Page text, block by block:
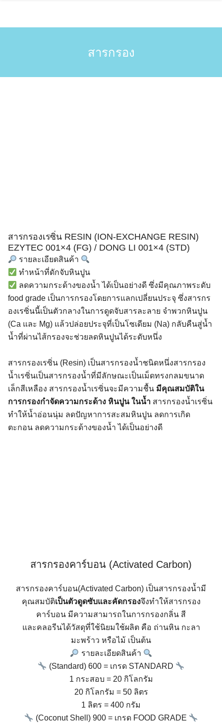
สารกรอง
สารกรองเรซิ่น RESIN (ION-EXCHANGE RESIN)
EZYTEC 001×4 (FG) / DONG LI 001×4 (STD)
รายละเอียดสินค้า
ทำหน้าที่ดักจับหินปูน
ลดความกระด้างของน้ำ ได้เป็นอย่างดี ซึ่งมีคุณภาพระดับ
food grade เป็นการกรองโดยการแลกเปลี่ยนประจุ ซึ่งสารกร
องเรซิ่นนี้เป็นตัวกลางในการดูดจับสารละลาย จำพวกหินปูน
(Ca และ Mg) แล้วปล่อยประจุที่เป็นโซเดียม (Na) กลับคืนสู่น้ำ
น้ำที่ผ่านไส้กรองจะช่วยลดหินปูนได้ระดับหนึ่ง
สารกรองเรซิ่น (Resin) เป็นสารกรองน้ำชนิดหนึ่งสารกรอง
น้ำเรซิ่นเป็นสารกรองน้ำที่มีลักษณะเป็นเม็ดทรงกลมขนาด
เล็กสีเหลือง สารกรองน้ำเรซิ่นจะมีความชื้น มีคุณสมบัติใน
การกรองกำจัดความกระด้าง หินปูน ในน้ำ สารกรองน้ำเรซิ่น
ทำให้น้ำอ่อนนุ่ม ลดปัญหาการสะสมหินปูน ลดการเกิด
ตะกอน ลดความกระด้างของน้ำ ได้เป็นอย่างดี
สารกรองคาร์บอน (Activated Carbon)
สารกรองคาร์บอน(Activated Carbon) เป็นสารกรองน้ำมี
คุณสมบัติเป็นตัวดูดซับและคัดกรองจึงทำให้สารกรอง
คาร์บอน มีความสามารถในการกรองกลิ่น สี
และคลอรีนได้วัสดุที่ใช้นิยมใช้ผลิต คือ ถ่านหิน กะลา
มะพร้าว หรือไม้ เป็นต้น
รายละเอียดสินค้า
(Standard) 600 = เกรด STANDARD
1 กระสอบ = 20 กิโลกรัม
20 กิโลกรัม = 50 ลิตร
1 ลิตร = 400 กรัม
(Coconut Shell) 900 = เกรด FOOD GRADE